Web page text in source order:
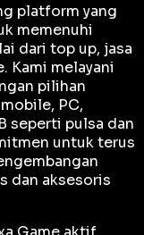
platform yang
memenuhi
dari top up, jasa
Kami melayani
pilihan
PC,
seperti pulsa dan
untuk terus
dan aksesoris